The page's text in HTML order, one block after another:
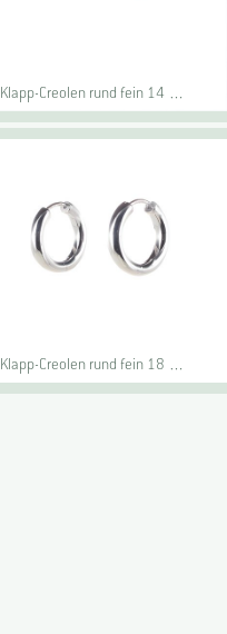
Klapp-Creolen rund fein 14 …
Klapp-Creolen rund fein 18 …